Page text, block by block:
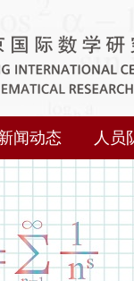
闻动态 人员